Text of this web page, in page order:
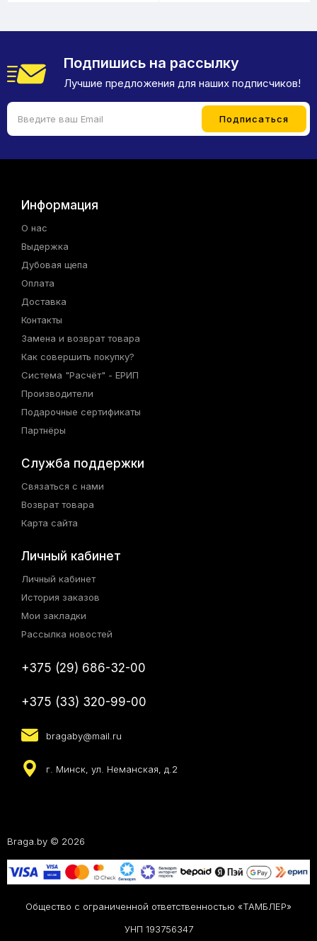
Подпишись на рассылку
Лучшие предложения для наших подписчиков!
Информация
О нас
Выдержка
Дубовая щепа
Оплата
Доставка
Контакты
Замена и возврат товара
Как совершить покупку?
Система "Расчёт" - ЕРИП
Производители
Подарочные сертификаты
Партнёры
Служба поддержки
Связаться с нами
Возврат товара
Карта сайта
Личный кабинет
Личный кабинет
История заказов
Мои закладки
Рассылка новостей
+375 (29) 686-32-00
+375 (33) 320-99-00
bragaby@mail.ru
г. Минск, ул. Неманская, д.2
Braga.by © 2026
Общество с ограниченной ответственностью «ТАМБЛЕР»
УНП 193756347